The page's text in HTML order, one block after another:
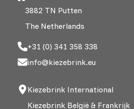
3882 TN Putten
The Netherlands
+31 (0) 341 358 338
info@kiezebrink.eu
Kiezebrink International
Kiezebrink België & Frankrijk